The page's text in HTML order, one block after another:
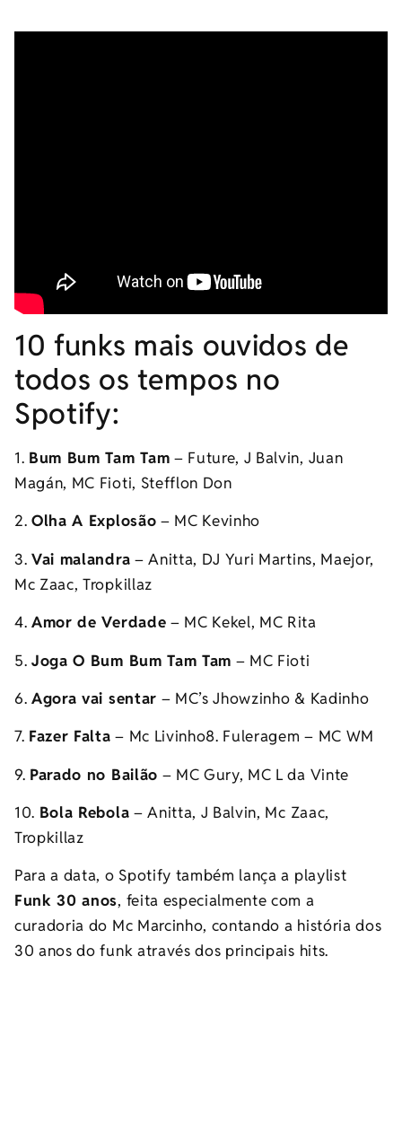
10 funks mais ouvidos de
todos os tempos no
Spotify:
1. Bum Bum Tam Tam – Future, J Balvin, Juan
Magán, MC Fioti, Stefflon Don
2.Olha A Explosão – MC Kevinho
3.Vai malandra – Anitta, DJ Yuri Martins, Maejor,
Mc Zaac, Tropkillaz
4.Amor de Verdade – MC Kekel, MC Rita
5.Joga O Bum Bum Tam Tam – MC Fioti
6.Agora vai sentar – MC’s Jhowzinho & Kadinho
7. Fazer Falta – Mc Livinho8. Fuleragem – MC WM
9. Parado no Bailão – MC Gury, MC L da Vinte
10. Bola Rebola – Anitta, J Balvin, Mc Zaac,
Tropkillaz
Para a data, o Spotify também lança a playlist
Funk 30 anos, feita especialmente com a
curadoria do Mc Marcinho, contando a história dos
30 anos do funk através dos principais hits.